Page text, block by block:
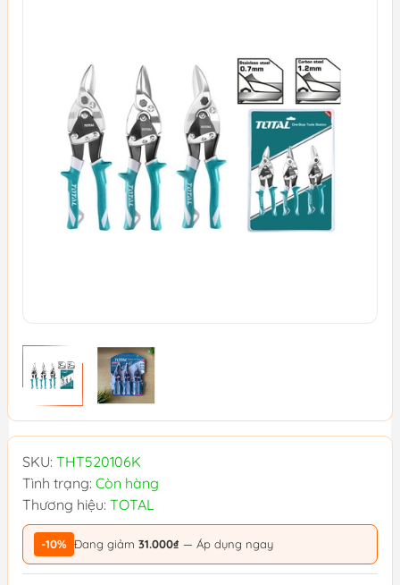
SKU: THT520106K
Tình trạng: Còn hàng
Thương hiệu: TOTAL
-10% Đang giảm 31.000₫ — Áp dụng ngay